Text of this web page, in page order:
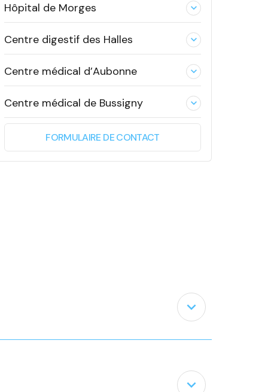
Hôpital de Morges expand_less
Centre digestif des Halles expand_less
Centre médical d’Aubonne expand_less
Centre médical de Bussigny expand_less
FORMULAIRE DE CONTACT
expand_less
expand_less